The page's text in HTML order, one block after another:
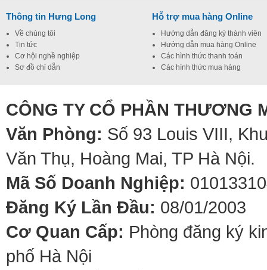
Thông tin Hưng Long
Về chúng tôi
Tin tức
Cơ hội nghề nghiệp
Sơ đồ chỉ dẫn
Hỗ trợ mua hàng Online
Hướng dẫn đăng ký thành viên
Hướng dẫn mua hàng Online
Các hình thức thanh toán
Các hình thức mua hàng
CÔNG TY CỔ PHẦN THƯƠNG
Văn Phòng: Số 93 Louis VIII,
Văn Thụ, Hoàng Mai, TP Hà Nội.
Mã Số Doanh Nghiệp:
Đăng Ký Lần Đầu: 08/01/2003
Cơ Quan Cấp: Phòng đăng ký
phố Hà Nội